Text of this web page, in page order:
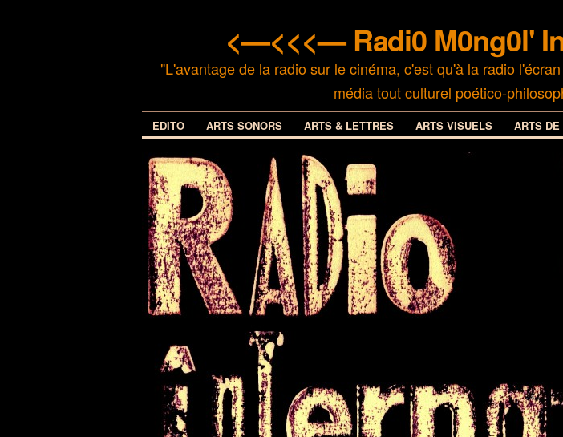
<—<<<— Radi0 M0ng0l'
"L'avantage de la radio sur le cinéma, c'est qu'à la radio
média tout culturel poético-
EDITO ARTS SONORS ARTS & LETTRES ARTS VISUELS ARTS